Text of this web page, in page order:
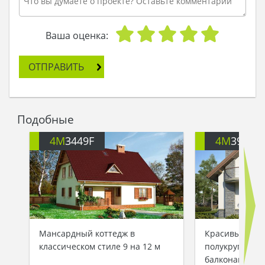
Ваша оценка:
ОТПРАВИТЬ
Подобные
4M3449F
Мансардный коттедж в
классическом стиле 9 на 12 м
4M391
Красивый
балконами